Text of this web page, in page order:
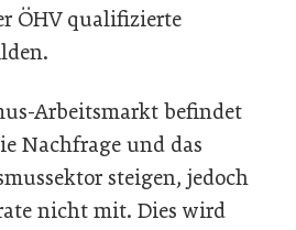
ÖHV qualifizierte
Arbeitsmarkt befindet
Nachfrage und das
steigen, jedoch
nicht mit. Dies wird